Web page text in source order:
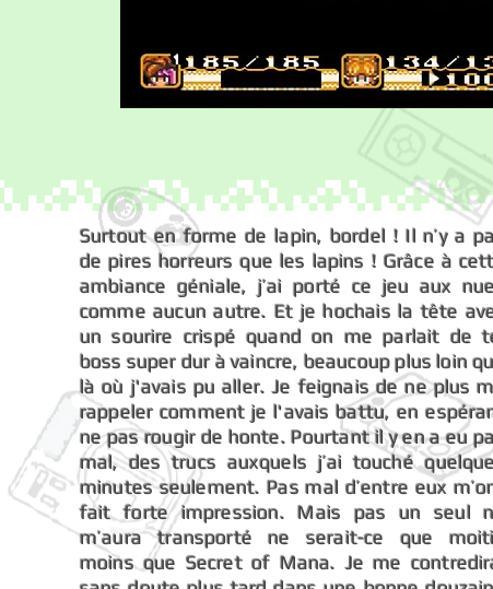
Surtout en forme de lapin, bordel ! Il n’y a
de pires horreurs que les lapins ! Grâce à
ambiance géniale, j’ai porté ce jeu aux
comme aucun autre. Et je hochais la tête
un sourire crispé quand on me parlait de
boss super dur à vaincre, beaucoup plus loin
là où j'avais pu aller. Je feignais de ne plus
rappeler comment je l'avais battu, en
ne pas rougir de honte. Pourtant il y en a eu
mal, des trucs auxquels j’ai touché
minutes seulement. Pas mal d’entre eux
fait forte impression. Mais pas un seul
m’aura transporté ne serait-ce que
moins que Secret of Mana. Je me